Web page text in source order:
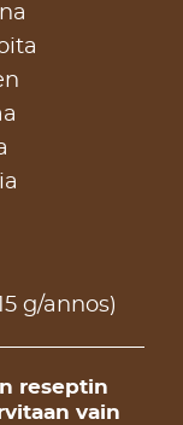
g/annos)
reseptin
vain